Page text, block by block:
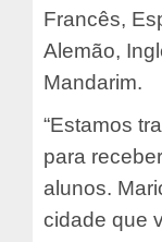
Francês,
Alemão,
Mandarim.
“Estamos
para
alunos.
cidade que